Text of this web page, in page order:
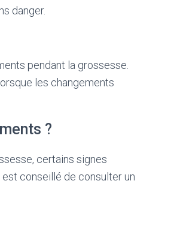
danger.
pendant la grossesse.
les changements
?
certains signes
conseillé de consulter un